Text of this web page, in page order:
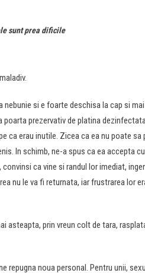
sunt prea dificile
si e foarte deschisa la cap si
prezervativ de platina
ca erau inutile. Zicea ca ea nu poate sa
In schimb, ne-a spus ca ea accepta
ca vine si randul lor imediat,
nu le va fi returnata, iar frustrarea lor
asteapta, prin vreun colt de tara,
repugna noua personal. Pentru unii,